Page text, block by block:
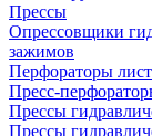
Прессы
Опрессовщики
зажимов
Перфораторы
Пресс-
Прессы
Прессы